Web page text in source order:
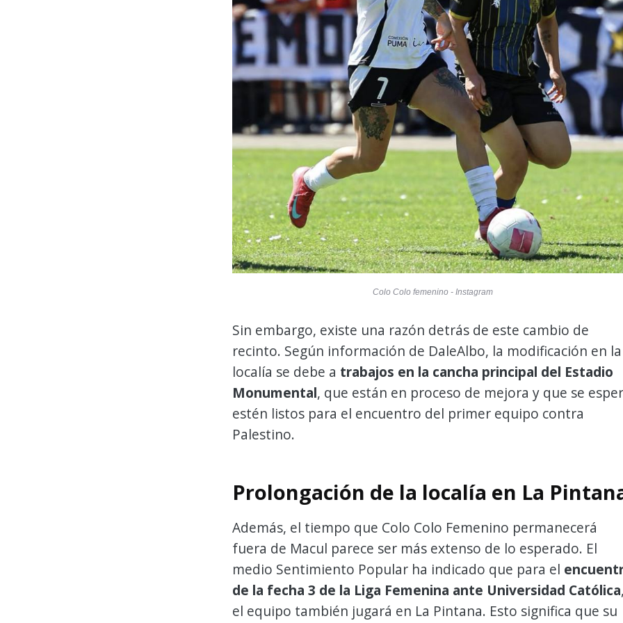
Colo Colo femenino - Instagram
Sin embargo, existe una razón detrás de este cambio de
recinto. Según información de DaleAlbo, la modificación en la
localía se debe a trabajos en la cancha principal del Estadio
Monumental, que están en proceso de mejora y que se
estén listos para el encuentro del primer equipo contra
Palestino.
Prolongación de la localía en La
Además, el tiempo que Colo Colo Femenino permanecerá
fuera de Macul parece ser más extenso de lo esperado. El
medio Sentimiento Popular ha indicado que para el
de la fecha 3 de la Liga Femenina ante Universidad Católica
el equipo también jugará en La Pintana. Esto significa que su